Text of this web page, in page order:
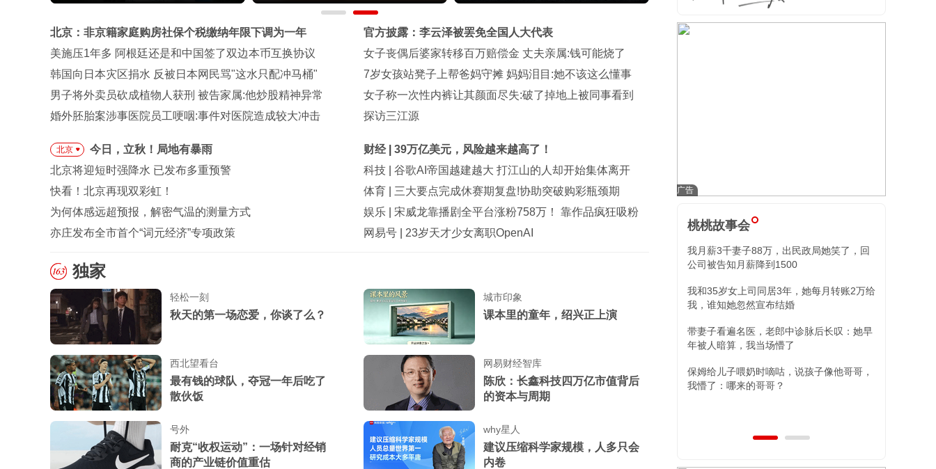
北京：非京籍家庭购房社保个税缴纳年限下调为一年
美施压1年多 阿根廷还是和中国签了双边本币互换协议
韩国向日本灾区捐水 反被日本网民骂"这水只配冲马桶"
男子将外卖员砍成植物人获刑 被告家属:他炒股精神异常
婚外胚胎案涉事医院员工哽咽:事件对医院造成较大冲击
官方披露：李云泽被罢免全国人大代表
女子丧偶后婆家转移百万赔偿金 丈夫亲属:钱可能烧了
7岁女孩站凳子上帮爸妈守摊 妈妈泪目:她不该这么懂事
女子称一次性内裤让其颜面尽失:破了掉地上被同事看到
探访三江源
北京
今日，立秋！局地有暴雨
北京将迎短时强降水 已发布多重预警
快看！北京再现双彩虹！
为何体感远超预报，解密气温的测量方式
亦庄发布全市首个“词元经济”专项政策
财经
39万亿美元，风险越来越高了！
科技
谷歌AI帝国越建越大 打江山的人却开始集体离开
体育
三大要点完成休赛期复盘!协助突破购彩瓶颈期
娱乐
宋威龙靠播剧全平台涨粉758万！ 靠作品疯狂吸粉
网易号
23岁天才少女离职OpenAI
独家
轻松一刻
秋天的第一场恋爱，你谈了么？
城市印象
课本里的童年，绍兴正上演
西北望看台
最有钱的球队，夺冠一年后吃了
散伙饭
网易财经智库
陈欣：长鑫科技四万亿市值背后
的资本与周期
号外
耐克“收权运动”：一场针对经销
商的产业链价值重估
why星人
建议压缩科学家规模，人多只会
内卷
桃桃故事会
我和35岁女上司同居3年，她每月转账2万给
我，谁知她忽然宣布结婚
保姆给儿子喂奶时嘀咕，说孩子像他哥哥，
我懵了：哪来的哥哥？
小舅子昏迷我砸80万，康复后全家失忆，再
住院我冷回三字
替姐姐照顾外甥女，姐夫消失八年突然出
现，两女儿的决定让人泪目